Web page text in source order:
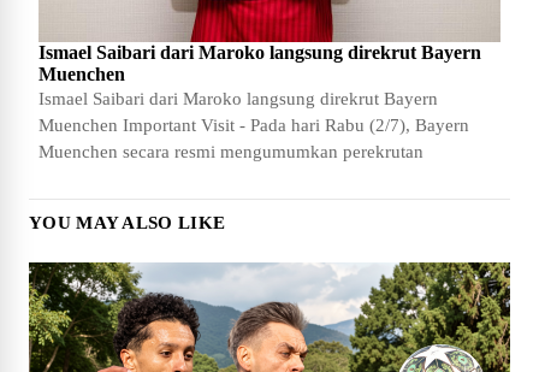
Ismael Saibari dari Maroko langsung direkrut Bayern
Muenchen
Ismael Saibari dari Maroko langsung direkrut Bayern
Muenchen Important Visit - Pada hari Rabu (2/7), Bayern
Muenchen secara resmi mengumumkan perekrutan
YOU MAY ALSO LIKE